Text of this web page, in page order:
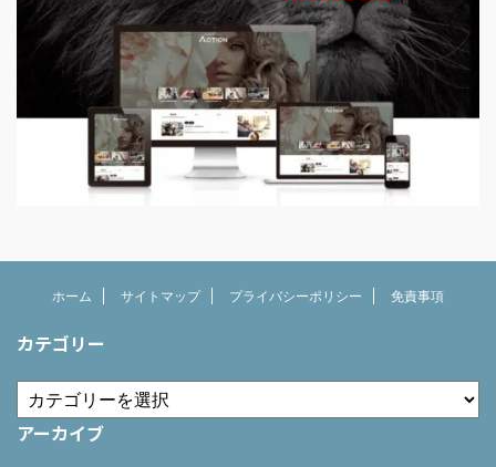
ホーム サイトマップ プライバシーポリシー 免責事項
カテゴリー
アーカイブ